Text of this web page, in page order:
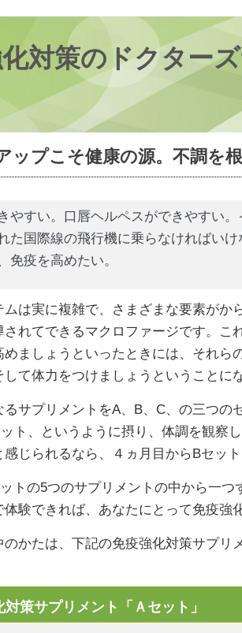
対策のドクター
ップこそ健康の源。不調を
やすい。口唇ヘルペスができやすい
た国際線の飛行機に乗らなければい
免疫を高めたい。
ムは実に複雑で、さまざまな要素が
れてできるマクロファージです。こ
めましょうといったときには、それら
て体力をつけましょうということに
るサプリメントをA、B、C、の三つ
ト、というように摂り、体調を観察
じられるなら、４ヵ月目からBセット
トの5つのサプリメントの中から一
験できれば、あなたにとって免疫強
かたは、下記の免疫強化対策サプリ
策サプリメント「Ａセット」